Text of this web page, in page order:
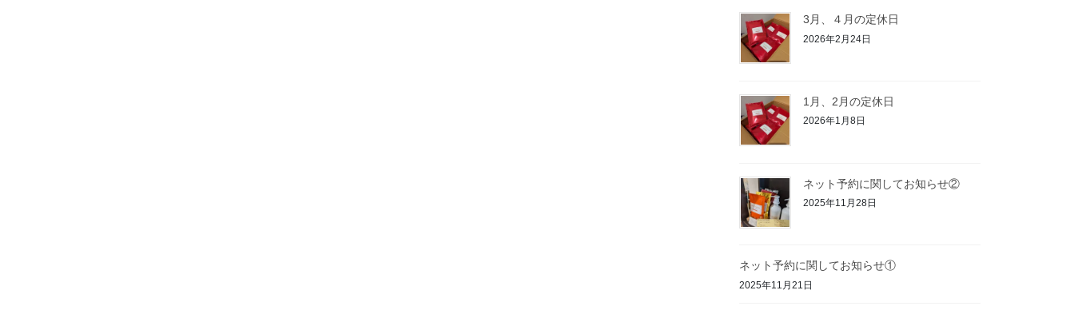
3月、４月の定休日
2026年2月24日
1月、2月の定休日
2026年1月8日
ネット予約に関してお知らせ②
2025年11月28日
ネット予約に関してお知らせ①
2025年11月21日